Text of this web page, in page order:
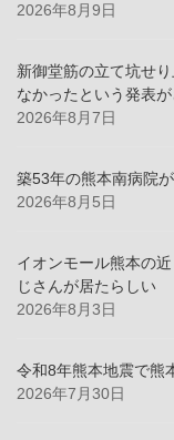
2026年8月9日
新御堂筋の立て坑せ
なかったという発表が
2026年8月7日
築53年の熊本南病院
2026年8月5日
イオンモール熊本の
じさんが居たらしい
2026年8月3日
令和8年熊本地震で熊
2026年7月30日